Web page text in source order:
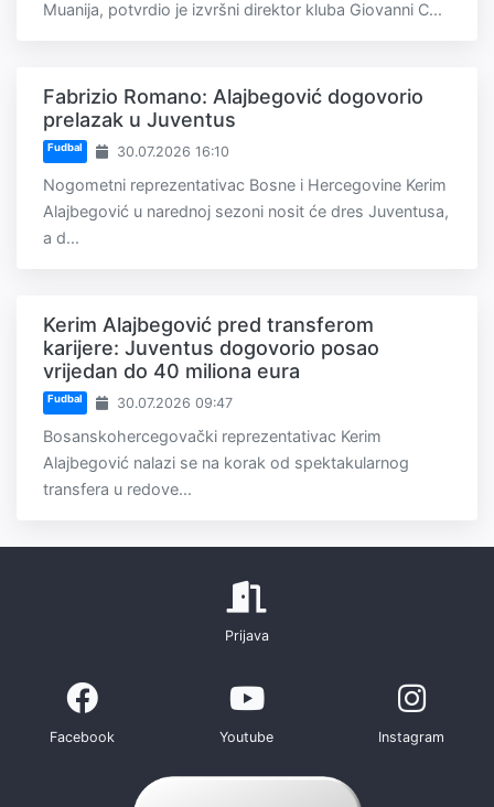
Muanija, potvrdio je izvršni direktor kluba Giovanni C...
Fabrizio Romano: Alajbegović dogovorio
prelazak u Juventus
Fudbal 30.07.2026 16:10
Nogometni reprezentativac Bosne i Hercegovine Kerim
Alajbegović u narednoj sezoni nosit će dres Juventusa,
a d...
Kerim Alajbegović pred transferom
karijere: Juventus dogovorio posao
vrijedan do 40 miliona eura
Fudbal 30.07.2026 09:47
Bosanskohercegovački reprezentativac Kerim
Alajbegović nalazi se na korak od spektakularnog
transfera u redove...
Prijava
Facebook Youtube Instagram